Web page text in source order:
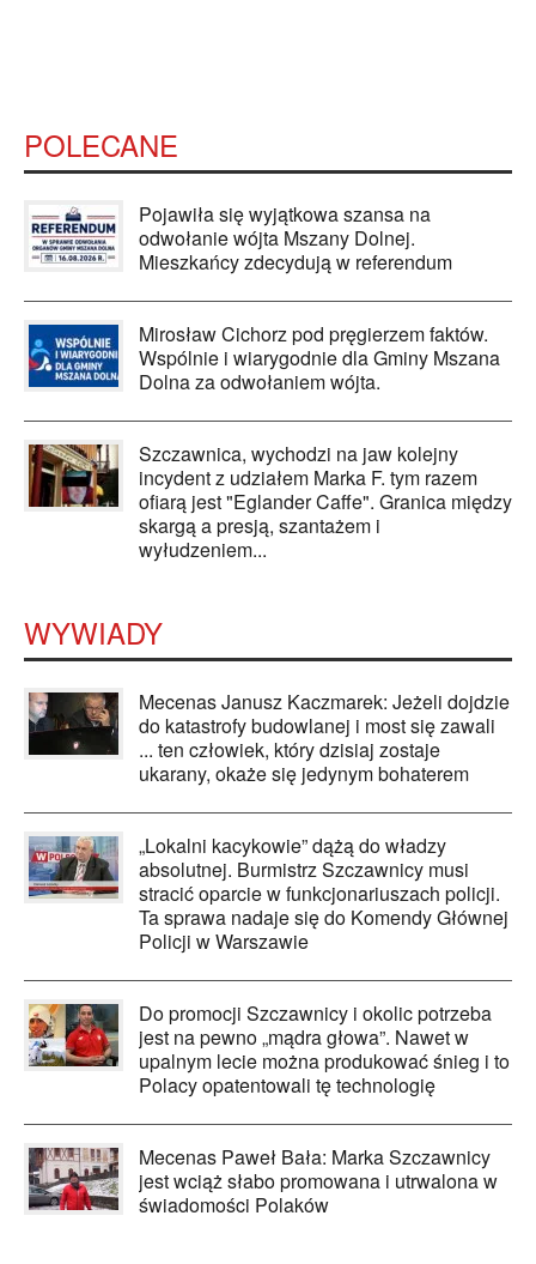
POLECANE
Pojawiła się wyjątkowa szansa na
odwołanie wójta Mszany Dolnej.
Mieszkańcy zdecydują w referendum
Mirosław Cichorz pod pręgierzem faktów.
Wspólnie i wiarygodnie dla Gminy Mszana
Dolna za odwołaniem wójta.
Szczawnica, wychodzi na jaw kolejny
incydent z udziałem Marka F. tym razem
ofiarą jest "Eglander Caffe". Granica między
skargą a presją, szantażem i
wyłudzeniem...
WYWIADY
Mecenas Janusz Kaczmarek: Jeżeli dojdzie
do katastrofy budowlanej i most się zawali
... ten człowiek, który dzisiaj zostaje
ukarany, okaże się jedynym bohaterem
„Lokalni kacykowie” dążą do władzy
absolutnej. Burmistrz Szczawnicy musi
stracić oparcie w funkcjonariuszach policji.
Ta sprawa nadaje się do Komendy Głównej
Policji w Warszawie
Do promocji Szczawnicy i okolic potrzeba
jest na pewno „mądra głowa”. Nawet w
upalnym lecie można produkować śnieg i to
Polacy opatentowali tę technologię
Mecenas Paweł Bała: Marka Szczawnicy
jest wciąż słabo promowana i utrwalona w
świadomości Polaków